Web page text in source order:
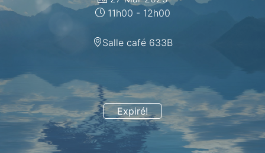
Expiré!
11h00 - 12h00
Salle café 633B